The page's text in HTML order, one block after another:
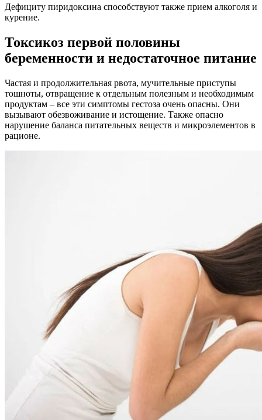
Дефициту пиридоксина способствуют также прием алкоголя и
курение.
Токсикоз первой половины
беременности и недостаточное питание
Частая и продолжительная рвота, мучительные приступы
тошноты, отвращение к отдельным полезным и необходимым
продуктам – все эти симптомы гестоза очень опасны. Они
вызывают обезвоживание и истощение. Также опасно
нарушение баланса питательных веществ и микроэлементов в
рационе.